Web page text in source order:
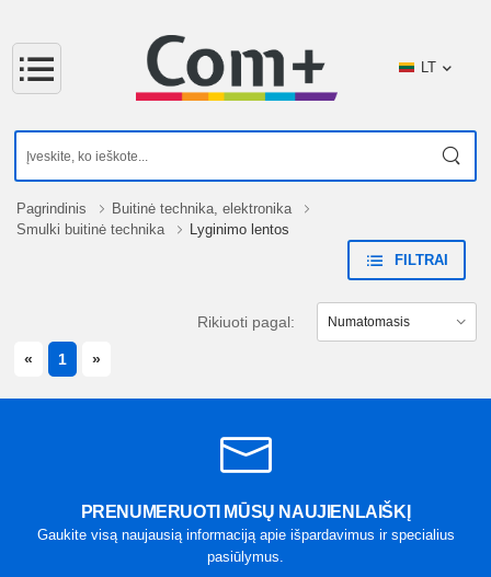
LT
Pagrindinis
Buitinė technika, elektronika
Smulki buitinė technika
Lyginimo lentos
FILTRAI
Rikiuoti pagal:
« PREVIOUS
1 »NEXT
PRENUMERUOTI MŪSŲ NAUJIENLAIŠKĮ
Gaukite visą naujausią informaciją apie išpardavimus ir specialius
pasiūlymus.